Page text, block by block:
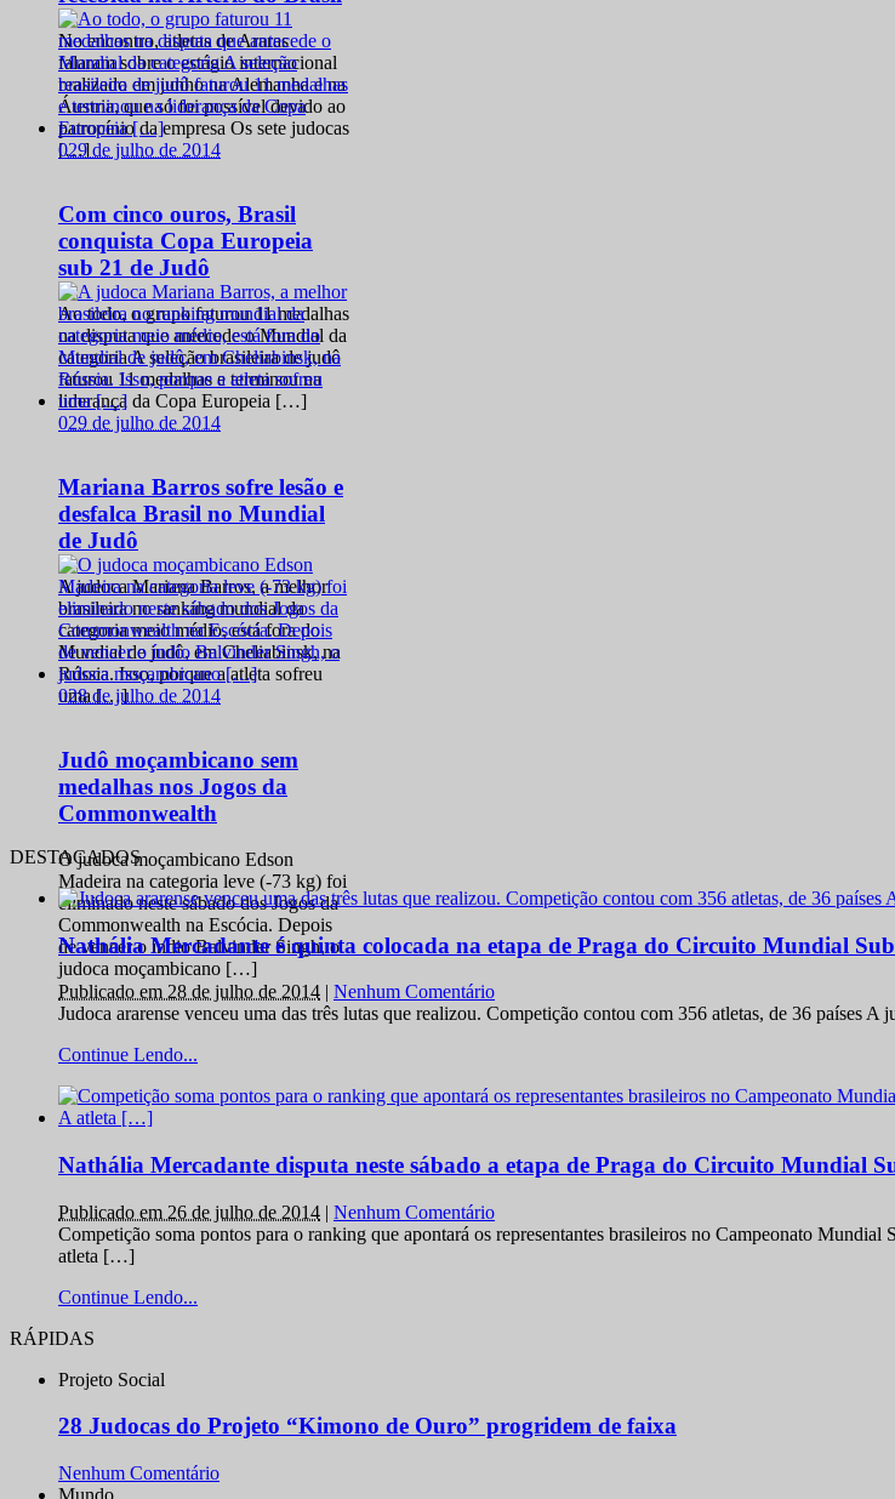
No encontro, atletas de Araras
falaram sobre o estágio internacional
realizado em junho na Alemanha e na
Áustria, que só foi possível devido ao
patrocínio da empresa Os sete judocas
[…]
029 de julho de 2014
Com cinco ouros, Brasil
conquista Copa Europeia
sub 21 de Judô
Ao todo, o grupo faturou 11 medalhas
na disputa que antecede o Mundial da
categoria A seleção brasileira de judô
faturou 11 medalhas e terminou na
liderança da Copa Europeia […]
029 de julho de 2014
Mariana Barros sofre lesão e
desfalca Brasil no Mundial
de Judô
A judoca Mariana Barros, a melhor
brasileira no ranking mundial da
categoria meio médio, está fora do
Mundial de judô, em Cheliabinsk, na
Rússia. Isso, porque a atleta sofreu
uma […]
028 de julho de 2014
Judô moçambicano sem
medalhas nos Jogos da
Commonwealth
O judoca moçambicano Edson
Madeira na categoria leve (-73 kg) foi
eliminado neste sábado dos Jogos da
Commonwealth na Escócia. Depois
de vencer o índio Balvinder Singh, o
judoca moçambicano […]
DESTACADOS
Nathália Mercadante é quinta colocada na etapa de Praga do Circuito Mundial
Publicado em 28 de julho de 2014 | Nenhum Comentário
Judoca ararense venceu uma das três lutas que realizou. Competição contou com 356 atletas, de 36
Continue Lendo...
Nathália Mercadante disputa neste sábado a etapa de Praga do Circuito Mundial
Publicado em 26 de julho de 2014 | Nenhum Comentário
Competição soma pontos para o ranking que apontará os representantes brasileiros no Campeonato
atleta […]
Continue Lendo...
RÁPIDAS
Projeto Social
28 Judocas do Projeto “Kimono de Ouro” progridem de faixa
Nenhum Comentário
Mundo